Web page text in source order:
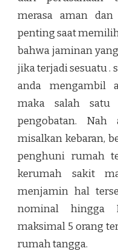
merasa aman
penting saat
bahwa jaminan
jika terjadi sesuatu .
anda mengambil
maka salah satu
pengobatan.
misalkan kebaran,
penghuni rumah
kerumah sakit
menjamin hal
nominal hingga
maksimal 5 orang
rumah tangga.